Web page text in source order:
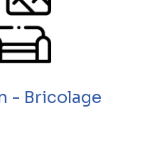
- Bricolage